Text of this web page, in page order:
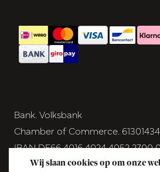
Bank. Volksbank
Chamber of Commerce.
IBAN DE66 4016 4024 4052 2700
BIC GENODEM1GRN
Wij slaan cookies op om onze